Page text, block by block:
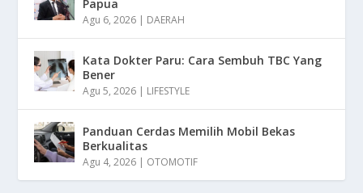
Papua
Agu 6, 2026 | DAERAH
Kata Dokter Paru: Cara Sembuh TBC Yang
Bener
Agu 5, 2026 | LIFESTYLE
Panduan Cerdas Memilih Mobil Bekas
Berkualitas
Agu 4, 2026 | OTOMOTIF